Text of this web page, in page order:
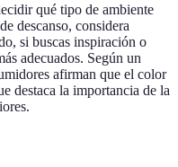
qué tipo de ambiente
descanso, considera
si buscas inspiración o
adecuados. Según un
afirman que el color
destaca la importancia de la